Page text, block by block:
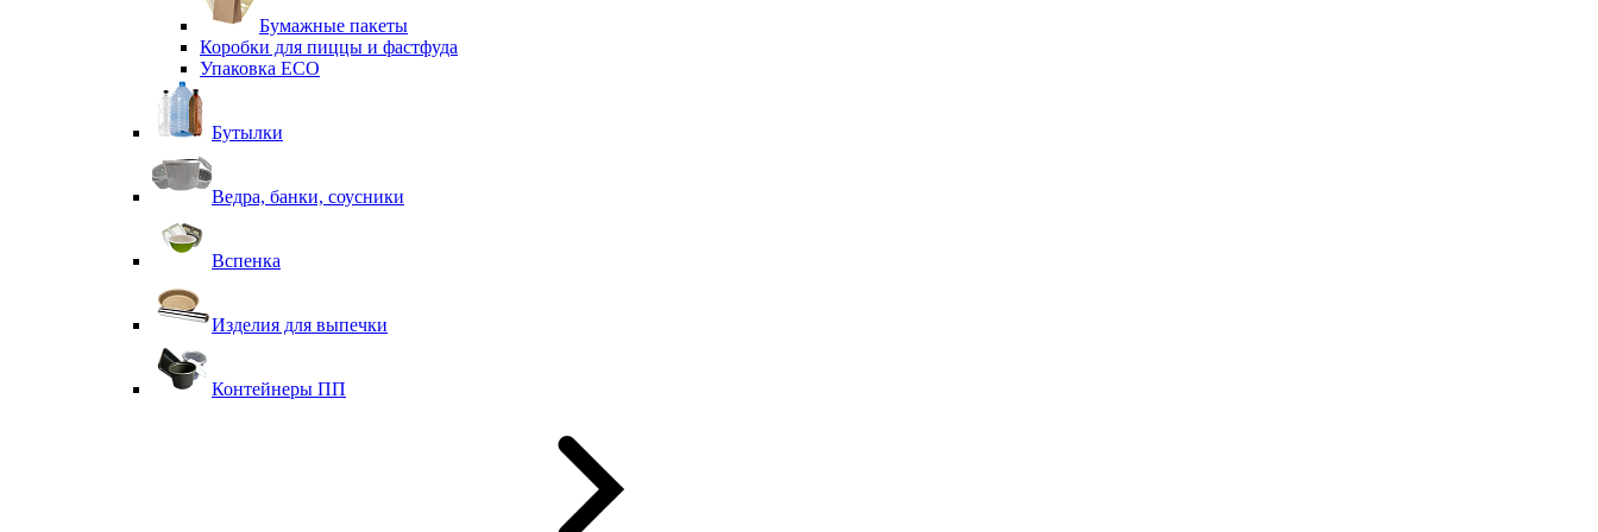
Бумажные пакеты
Коробки для пиццы и фастфуда
Упаковка ECO
Бутылки
Ведра, банки, соусники
Вспенка
Изделия для выпечки
Контейнеры ПП